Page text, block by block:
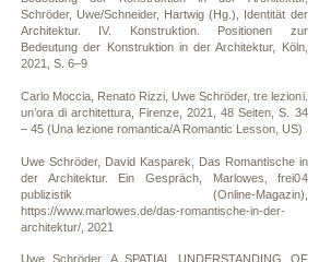
Schröder, Uwe/Schneider, Hartwig (Hg.), Identität der
Architektur. IV. Konstruktion. Positionen zur
Bedeutung der Konstruktion in der Architektur, Köln,
2021, S. 6–9
Carlo Moccia, Renato Rizzi, Uwe Schröder, tre lezioni.
un’ora di architettura, Firenze, 2021, 48 Seiten, S. 34
– 45 (Una lezione romantica/A Romantic Lesson, US)
Uwe Schröder, David Kasparek, Das Romantische in
der Architektur. Ein Gespräch, Marlowes, frei04
publizistik (Online-Magazin),
https://www.marlowes.de/das-romantische-in-der-
architektur/, 2021
Uwe Schröder, A SPATIAL UNDERSTANDING OF